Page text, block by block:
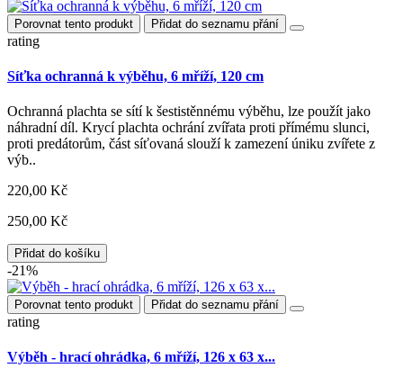
Porovnat tento produkt Přidat do seznamu přání
rating
Síťka ochranná k výběhu, 6 mříží, 120 cm
Ochranná plachta se sítí k šestistěnnému výběhu, lze použít jako
náhradní díl. Krycí plachta ochrání zvířata proti přímému slunci,
proti predátorům, část síťovaná slouží k zamezení úniku zvířete z
výb..
220,00 Kč
250,00 Kč
Přidat do košíku
-21%
Porovnat tento produkt Přidat do seznamu přání
rating
Výběh - hrací ohrádka, 6 mříží, 126 x 63 x...